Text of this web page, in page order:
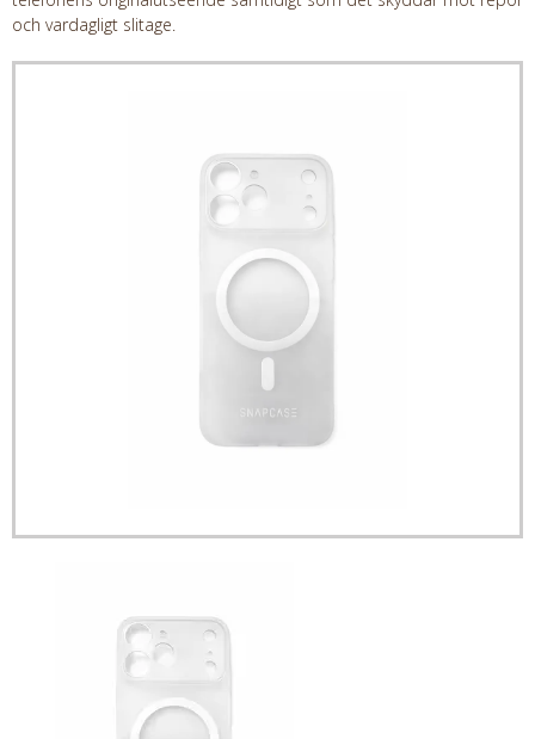
och vardagligt slitage.